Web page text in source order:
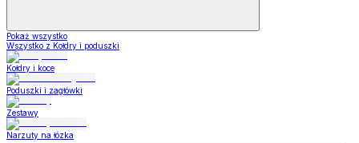
Pokaż wszystko
Wszystko z Kołdry i poduszki
Kołdry i koce
Poduszki i zagłówki
Zestawy
Narzuty na łózka